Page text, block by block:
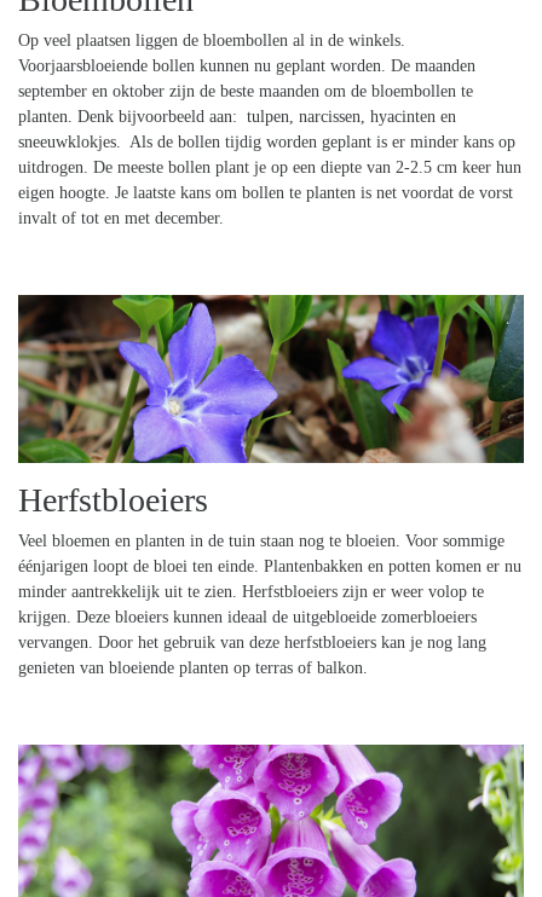
Op veel plaatsen liggen de bloembollen al in de winkels.
Voorjaarsbloeiende bollen kunnen nu geplant worden. De maanden
september en oktober zijn de beste maanden om de bloembollen te
planten. Denk bijvoorbeeld aan: tulpen, narcissen, hyacinten en
sneeuwklokjes. Als de bollen tijdig worden geplant is er minder kans op
uitdrogen. De meeste bollen plant je op een diepte van 2-2.5 cm keer hun
eigen hoogte. Je laatste kans om bollen te planten is net voordat de vorst
invalt of tot en met december.
Herfstbloeiers
Veel bloemen en planten in de tuin staan nog te bloeien. Voor sommige
éénjarigen loopt de bloei ten einde. Plantenbakken en potten komen er nu
minder aantrekkelijk uit te zien. Herfstbloeiers zijn er weer volop te
krijgen. Deze bloeiers kunnen ideaal de uitgebloeide zomerbloeiers
vervangen. Door het gebruik van deze herfstbloeiers kan je nog lang
genieten van bloeiende planten op terras of balkon.